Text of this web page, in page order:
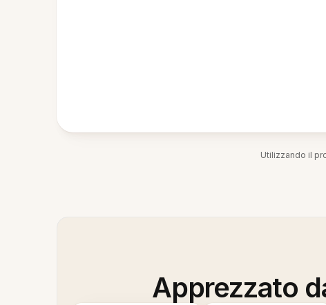
Utilizzando il
Apprezzato